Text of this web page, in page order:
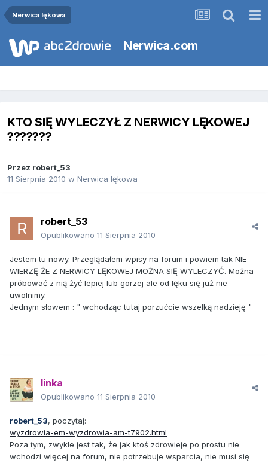
Nerwica lękowa
Nerwica.com
KTO SIĘ WYLECZYŁ Z NERWICY LĘKOWEJ
???????
Przez robert_53
11 Sierpnia 2010 w Nerwica lękowa
robert_53
Opublikowano 11 Sierpnia 2010
Jestem tu nowy. Przeglądałem wpisy na forum i powiem tak NIE
WIERZĘ ŻE Z NERWICY LĘKOWEJ MOŻNA SIĘ WYLECZYĆ. Można
próbować z nią żyć lepiej lub gorzej ale od lęku się już nie
uwolnimy.
Jednym słowem : " wchodząc tutaj porzućcie wszelką nadzieję "
linka
Opublikowano 11 Sierpnia 2010
robert_53, poczytaj:
wyzdrowia-em-wyzdrowia-am-t7902.html
Poza tym, zwykle jest tak, że jak ktoś zdrowieje po prostu nie
wchodzi więcej na forum, nie potrzebuje wsparcia, nie musi się